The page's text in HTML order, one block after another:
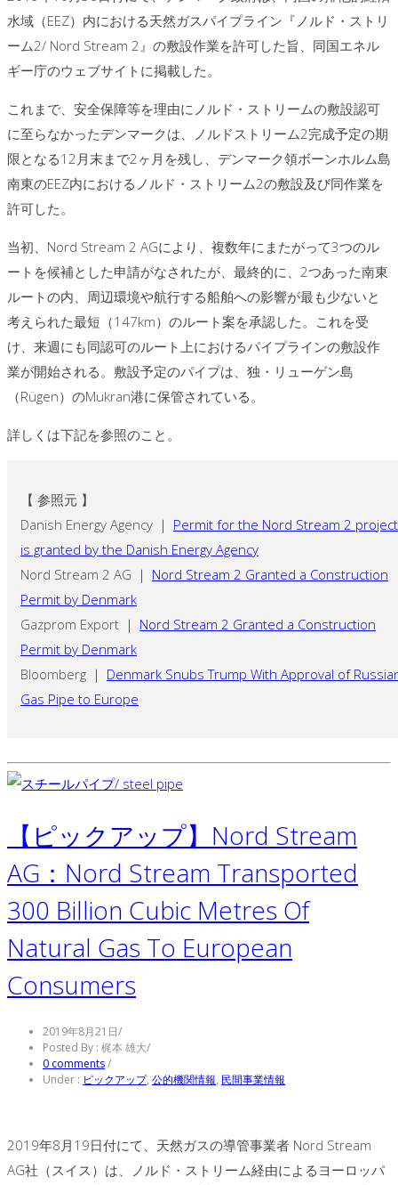
水域（EEZ）内における天然ガスパイプライン『ノルド・ストリ
ーム2/ Nord Stream 2』の敷設作業を許可した旨、同国エネル
ギー庁のウェブサイトに掲載した。
これまで、安全保障等を理由にノルド・ストリームの敷設認可
に至らなかったデンマークは、ノルドストリーム2完成予定の期
限となる12月末まで2ヶ月を残し、デンマーク領ボーンホルム島
南東のEEZ内におけるノルド・ストリーム2の敷設及び同作業を
許可した。
当初、Nord Stream 2 AGにより、複数年にまたがって3つのル
ートを候補とした申請がなされたが、最終的に、2つあった南東
ルートの内、周辺環境や航行する船舶への影響が最も少ないと
考えられた最短（147km）のルート案を承認した。これを受
け、来週にも同認可のルート上におけるパイプラインの敷設作
業が開始される。敷設予定のパイプは、独・リューゲン島
（Rügen）のMukran港に保管されている。
詳しくは下記を参照のこと。
【 参照元 】
Danish Energy Agency ｜ Permit for the Nord Stream 2 project
is granted by the Danish Energy Agency
Nord Stream 2 AG ｜ Nord Stream 2 Granted a Construction
Permit by Denmark
Gazprom Export ｜ Nord Stream 2 Granted a Construction
Permit by Denmark
Bloomberg ｜ Denmark Snubs Trump With Approval of
Gas Pipe to Europe
【ピックアップ】Nord Stream
AG：Nord Stream Transported
300 Billion Cubic Metres Of
Natural Gas To European
Consumers
2019年8月21日/
Posted By : 梶本 雄大/
0 comments/
Under : ピックアップ, 公的機関情報, 民間事業情報
2019年8月19日付にて、天然ガスの導管事業者 Nord Stream
AG社（スイス）は、ノルド・ストリーム経由によるヨーロッパ